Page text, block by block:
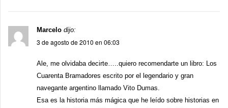
Marcelo dijo:
3 de agosto de 2010 en 06:03
Ale, me olvidaba decirte…..quiero recomendarte un libro: Los
Cuarenta Bramadores escrito por el legendario y gran
navegante argentino llamado Vito Dumas.
Esa es la historia más mágica que he leído sobre historias en